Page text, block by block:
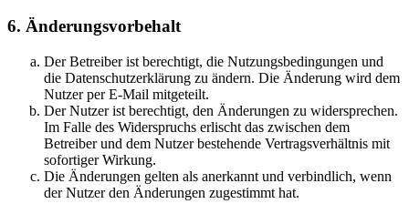
6. Änderungsvorbehalt
Der Betreiber ist berechtigt, die Nutzungsbedingungen und
die Datenschutzerklärung zu ändern. Die Änderung wird dem
Nutzer per E-Mail mitgeteilt.
Der Nutzer ist berechtigt, den Änderungen zu widersprechen.
Im Falle des Widerspruchs erlischt das zwischen dem
Betreiber und dem Nutzer bestehende Vertragsverhältnis mit
sofortiger Wirkung.
Die Änderungen gelten als anerkannt und verbindlich, wenn
der Nutzer den Änderungen zugestimmt hat.